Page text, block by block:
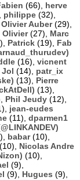
(66), herve
philippe (32),
Olivier Auber(29),
Olivier(27), Marc
Patrick (19), Fab
(16), vicnent
Jol (14), patr_ix
(13), Pierre
(13),
Phil Jeudy (12),
jean-eudes
(11), dparmen1
babar(10),
(10), Nicolas Andre
(10),
(9),
(9), Hugues (9),